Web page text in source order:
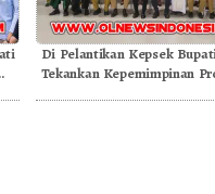
Di Pelantikan Kepsek
Tekankan Kepemimpinan